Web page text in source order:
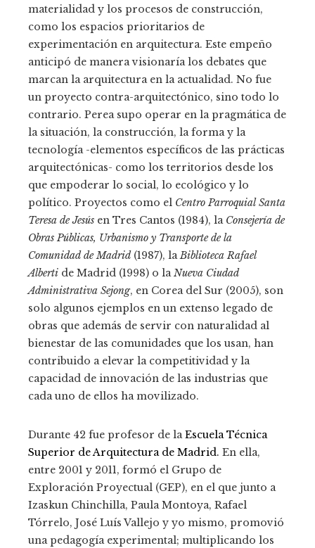
materialidad y los procesos de construcción,
como los espacios prioritarios de
experimentación en arquitectura. Este empeño
anticipó de manera visionaría los debates que
marcan la arquitectura en la actualidad. No fue
un proyecto contra-arquitectónico, sino todo lo
contrario. Perea supo operar en la pragmática de
la situación, la construcción, la forma y la
tecnología -elementos específicos de las prácticas
arquitectónicas- como los territorios desde los
que empoderar lo social, lo ecológico y lo
político. Proyectos como el Centro Parroquial Santa
Teresa de Jesús en Tres Cantos (1984), la Consejería de
Obras Públicas, Urbanismo y Transporte de la
Comunidad de Madrid(1987), la Biblioteca Rafael
Alberti de Madrid (1998) o la Nueva Ciudad
Administrativa Sejong, en Corea del Sur (2005), son
solo algunos ejemplos en un extenso legado de
obras que además de servir con naturalidad al
bienestar de las comunidades que los usan, han
contribuido a elevar la competitividad y la
capacidad de innovación de las industrias que
cada uno de ellos ha movilizado.
Durante 42 fue profesor de la Escuela Técnica
Superior de Arquitectura de Madrid. En ella,
entre 2001 y 2011, formó el Grupo de
Exploración Proyectual (GEP), en el que junto a
Izaskun Chinchilla, Paula Montoya, Rafael
Tórrelo, José Luís Vallejo y yo mismo, promovió
una pedagogía experimental; multiplicando los